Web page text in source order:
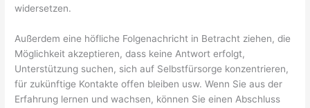
widersetzen.
Außerdem eine höfliche Folgenachricht in Betracht ziehen, die
Möglichkeit akzeptieren, dass keine Antwort erfolgt,
Unterstützung suchen, sich auf Selbstfürsorge konzentrieren,
für zukünftige Kontakte offen bleiben usw. Wenn Sie aus der
Erfahrung lernen und wachsen, können Sie einen Abschluss